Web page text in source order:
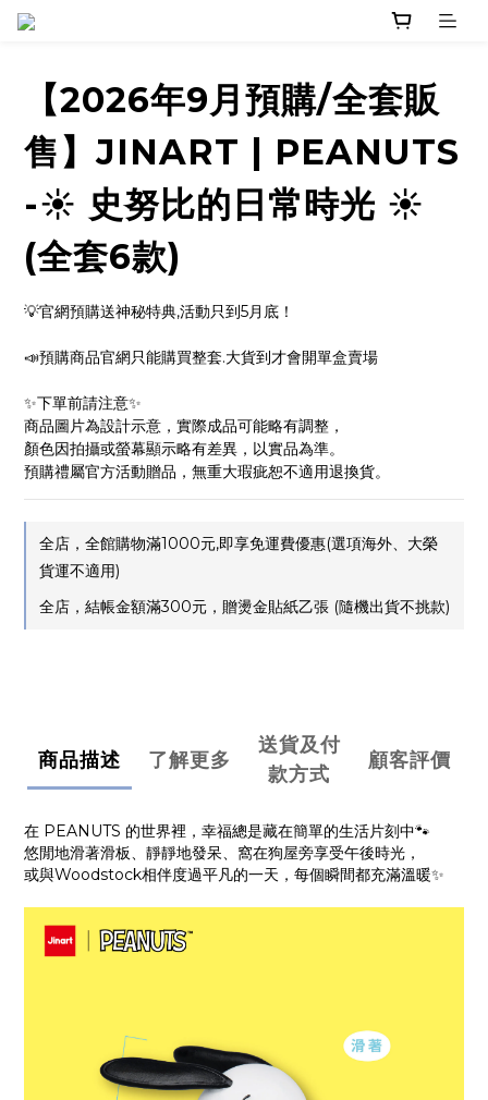
【2026年9月預購/全套販
售】JINART | PEANUTS
-☀️ 史努比的日常時光 ☀️
(全套6款)
💡官網預購送神秘特典,活動只到5月底！
📣預購商品官網只能購買整套.大貨到才會開單盒賣場
✨下單前請注意✨
商品圖片為設計示意，實際成品可能略有調整，
顏色因拍攝或螢幕顯示略有差異，以實品為準。
預購禮屬官方活動贈品，無重大瑕疵恕不適用退換貨。
全店，全館購物滿1000元,即享免運費優惠(選項海外、大榮
貨運不適用)
全店，結帳金額滿300元，贈燙金貼紙乙張 (隨機出貨不挑款)
商品描述 了解更多
送貨及付
款方式
顧客評價
在 PEANUTS 的世界裡，幸福總是藏在簡單的生活片刻中🐾
悠閒地滑著滑板、靜靜地發呆、窩在狗屋旁享受午後時光，
或與Woodstock相伴度過平凡的一天，每個瞬間都充滿溫暖✨